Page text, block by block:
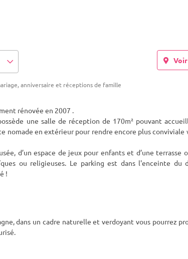
anniversaire et réceptions de famille
rénovée en 2007 .
une salle de réception de 170m² pouvant
nomade en extérieur pour rendre encore plus conviviale
d’un espace de jeux pour enfants et d’une terrasse
ou religieuses. Le parking est dans l'enceinte du
!
dans un cadre naturelle et verdoyant vous pourrez